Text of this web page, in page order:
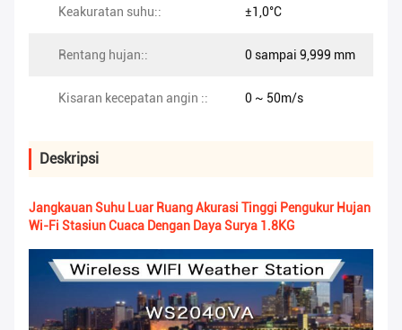
Keakuratan suhu:: ±1,0°C
Rentang hujan:: 0 sampai 9,999 mm
Kisaran kecepatan angin :: 0 ~ 50m/s
Deskripsi
Jangkauan Suhu Luar Ruang Akurasi Tinggi Pengukur Hujan
Wi-Fi Stasiun Cuaca Dengan Daya Surya 1.8KG